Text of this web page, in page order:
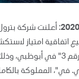
: أعلنت شركة
اتفاقية امتياز
في "المنطقة البحرية رقم 3"
في"، المملوكة